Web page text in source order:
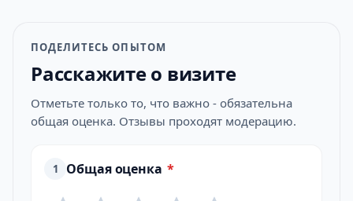
ПОДЕЛИТЕСЬ ОПЫТОМ
Расскажите о визите
Отметьте только то, что важно - обязательна
общая оценка. Отзывы проходят модерацию.
1 Общая оценка *